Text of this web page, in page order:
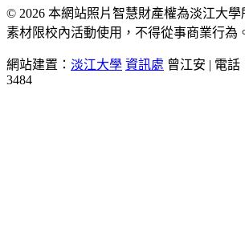
© 2026 本網站照片智慧財產權為淡江大
素材限校內活動使用，不得從事商業行為
網站建置： 淡江大學 資訊處 曾江安 | 電話
3484